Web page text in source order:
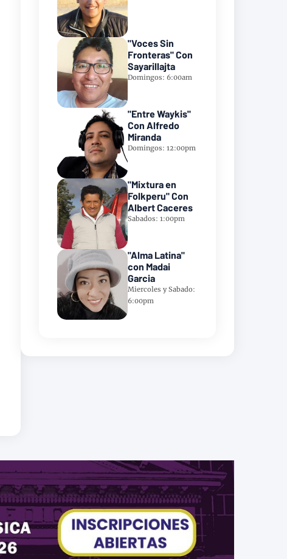
"Voces Sin
Fronteras" Con
Sayarillajta
Domingos: 6:00am
"Entre Waykis"
Con Alfredo
Miranda
Domingos: 12:00pm
"Mixtura en
Folkperu" Con
Albert Caceres
Sabados: 1:00pm
"Alma Latina"
con Madai
Garcia
Miercoles y Sabado:
6:00pm